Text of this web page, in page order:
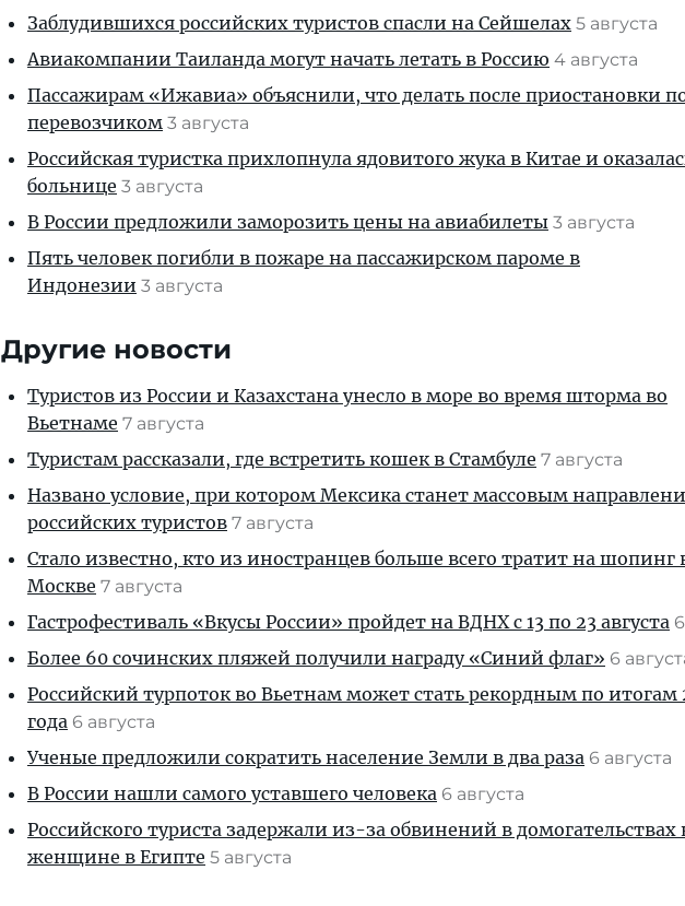
Заблудившихся российских туристов спасли на Сейшелах 5 августа
Авиакомпании Таиланда могут начать летать в Россию 4 августа
Пассажирам «Ижавиа» объяснили, что делать после приостановки
перевозчиком 3 августа
Российская туристка прихлопнула ядовитого жука в Китае и
больнице 3 августа
В России предложили заморозить цены на авиабилеты 3 августа
Пять человек погибли в пожаре на пассажирском пароме в
Индонезии 3 августа
Другие новости
Туристов из России и Казахстана унесло в море во время шторма во
Вьетнаме 7 августа
Туристам рассказали, где встретить кошек в Стамбуле 7 августа
Названо условие, при котором Мексика станет массовым
российских туристов 7 августа
Стало известно, кто из иностранцев больше всего тратит на шопинг
Москве 7 августа
Гастрофестиваль «Вкусы России» пройдет на ВДНХ с 13 по 23 августа
Более 60 сочинских пляжей получили награду «Синий флаг» 6
Российский турпоток во Вьетнам может стать рекордным по итогам
года 6 августа
Ученые предложили сократить население Земли в два раза 6 августа
В России нашли самого уставшего человека 6 августа
Российского туриста задержали из-за обвинений в домогательствах
женщине в Египте 5 августа